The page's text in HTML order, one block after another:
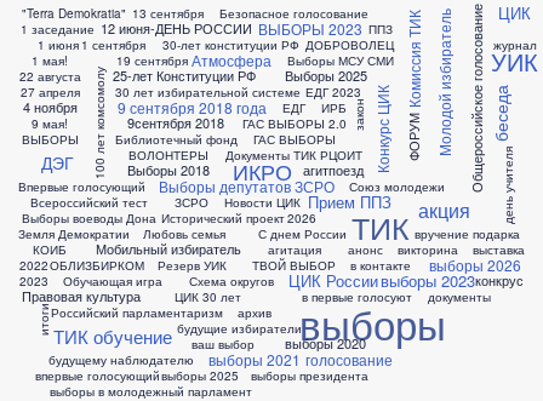
"Terra Demokratia"
1 заседание
1 июня
1 мая!
1 сентября
100 лет комсомолу
12 июня-ДЕНЬ РОССИИ
13 сентября
19 сентября
22 августа
25-лет Конституции РФ
27 апреля 30 лет избирательной системе
30-лет конституции РФ
4 ноября
9 мая!
9 сентября 2018 года
9сентября 2018
Атмосфера
Безопасное голосование
Библиотечный фонд
ВОЛОНТЕРЫ
ВЫБОРЫ
ВЫБОРЫ 2023
Впервые голосующий
Всероссийский тест
Выборы 2018
Выборы 2025
Выборы МСУ
Выборы воеводы Дона
Выборы депутатов ЗСРО
ГАС ВЫБОРЫ
ГАС ВЫБОРЫ 2.0
ДОБРОВОЛЕЦ
ДЭГ Документы ТИК
ЕДГ
ЕДГ 2023
ЗСРО
Земля Демократии
ИКРО
ИРБ
Исторический проект
КОИБ
Комиссия ТИК
Конкурс ЦИК
Любовь семья
Мобильный избиратель
Молодой избиратель
Новости ЦИК
ОБЛИЗБИРКОМ
Обучающая игра
Общероссийское голосование
ППЗ
Правовая культура
Прием ППЗ
РЦОИТ
Резерв УИК
Российский парламентаризм
С днем России
СМИ
Союз молодежи
Схема округов
ТВОЙ ВЫБОР
ТИК
ТИК обучение
УИК
ФОРУМ
ЦИК
ЦИК 30 лет
ЦИК России
агитация
агитпоезд
акция
анонс
архив
беседа
будущему наблюдателю
будущие избиратели
в контакте
в первые голосуют
ваш выбор
викторина
впервые голосующий
вручение подарка
выборы
выборы в молодежный парламент
выборы 2020
выборы 2021
выборы 2023
выборы 2025
выборы 2026
выборы президента
выставка
голосование
день учителя
документы
журнал
закон
итоги
конкрус
2022
2023
2026